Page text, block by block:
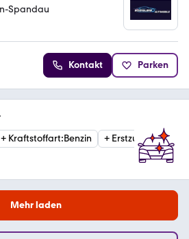
Spandau
Kontakt Parken
+ Kraftstoffart:Benzin + Erstzulassung
Mehr laden